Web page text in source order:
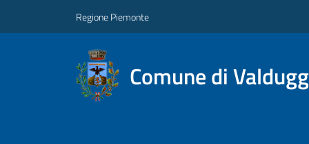
Regione Piemonte
Comune di